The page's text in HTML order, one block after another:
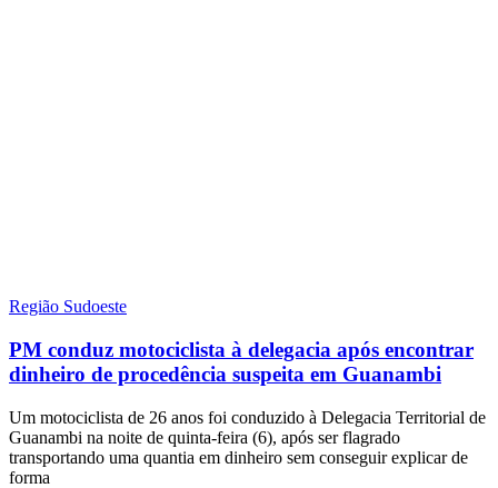
Região Sudoeste
PM conduz motociclista à delegacia após encontrar
dinheiro de procedência suspeita em Guanambi
Um motociclista de 26 anos foi conduzido à Delegacia Territorial de
Guanambi na noite de quinta-feira (6), após ser flagrado
transportando uma quantia em dinheiro sem conseguir explicar de
forma